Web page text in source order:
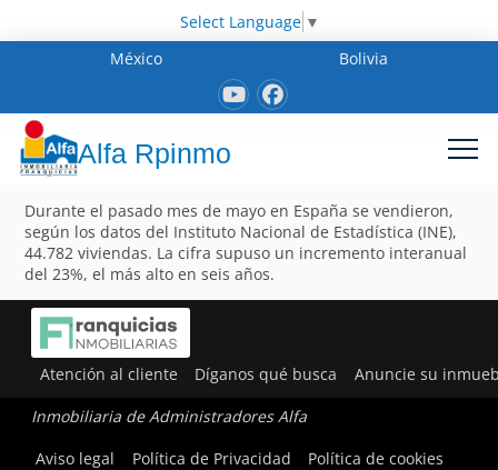
Select Language ▼
México
Bolivia
Alfa Rpinmo
Durante el pasado mes de mayo en España se vendieron,
según los datos del Instituto Nacional de Estadística (INE),
44.782 viviendas. La cifra supuso un incremento interanual
del 23%, el más alto en seis años.
Atención al cliente Díganos qué busca Anuncie su
Inmobiliaria de Administradores Alfa
Aviso legal
Política de Privacidad Política de cookies